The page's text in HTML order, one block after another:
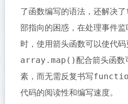
了函数编写的语法，还解决了
部指向的困惑，在处理事件
时，使用箭头函数可以使代
array.map() 配合箭头函数
素，而无需反复书写
代码的阅读性和编写速度。